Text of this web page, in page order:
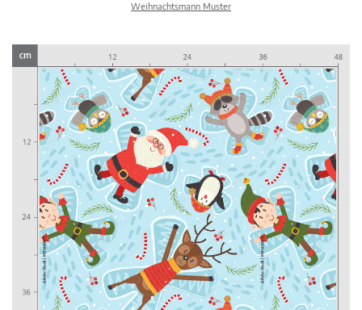
Weihnachtsmann Muster